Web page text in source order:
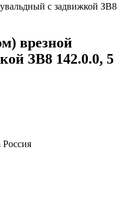
с задвижкой ЗВ8
врезной
ЗВ8 142.0.0, 5